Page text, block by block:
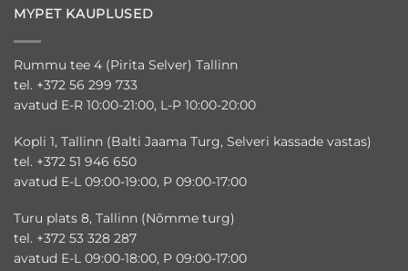
MYPET KAUPLUSED
Rummu tee 4 (Pirita Selver) Tallinn
tel. +372 56 299 733
avatud E-R 10:00-21:00, L-P 10:00-20:00
Kopli 1, Tallinn (Balti Jaama Turg, Selveri kassade vastas)
tel. +372 51 946 650
avatud E-L 09:00-19:00, P 09:00-17:00
Turu plats 8, Tallinn (Nõmme turg)
tel. +372 53 328 287
avatud E-L 09:00-18:00, P 09:00-17:00